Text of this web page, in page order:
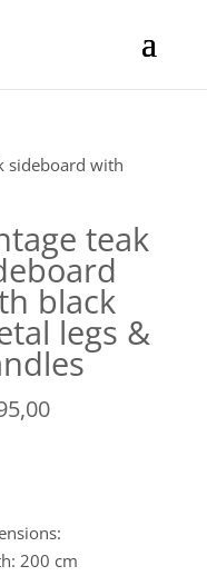
sideboard with
teak
black
legs &
200 cm